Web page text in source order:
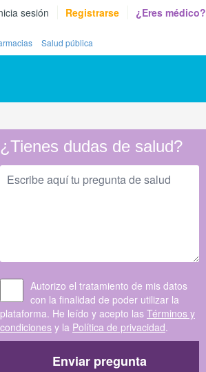
sesión Registrarse ¿Eres médico?
Salud pública
¿Tienes dudas de salud?
Autorizo el tratamiento de mis datos
con la finalidad de poder utilizar la
plataforma. He leído y acepto las Términos y
condicionesy la Política de privacidad.
Enviar pregunta